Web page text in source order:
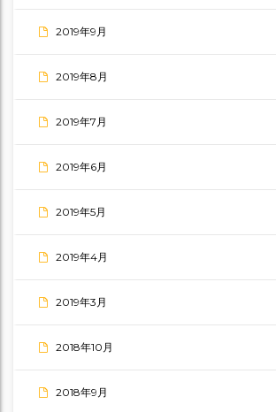
2019年9月
2019年8月
2019年7月
2019年6月
2019年5月
2019年4月
2019年3月
2018年10月
2018年9月